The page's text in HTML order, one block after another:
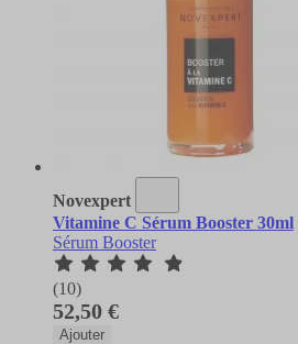
Novexpert
Vitamine C Sérum Booster 30ml
Sérum Booster
(10)
52,50 €
Ajouter